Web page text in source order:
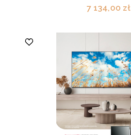
7 134,00 zł